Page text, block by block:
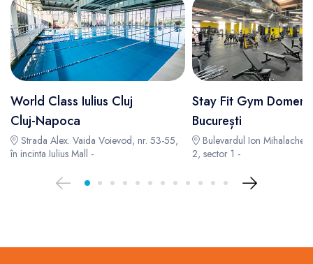
World Class Iulius Cluj
Cluj-Napoca
Strada Alex. Vaida Voievod, nr. 53-55,
în incinta Iulius Mall -
Stay Fit Gym Domenii
București
Bulevardul Ion Mihalache
2, sector 1 -